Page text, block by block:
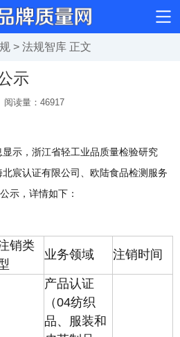
> 法规智库 正文
示
阅读量： 46917
示，浙江省轻工业品质量检验研究
宸认证有限公司、欧陆食品检测服务
示，详情如下：
销类
业务领域 注销时间
产品认证
（04纺织
品、服装和